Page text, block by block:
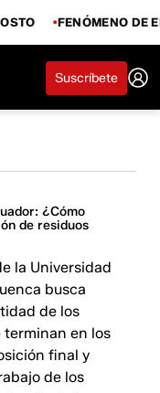
FENÓMENO DE
Suscríbete
¿Cómo
de residuos
la Universidad
busca
de los
terminan en los
final y
de los